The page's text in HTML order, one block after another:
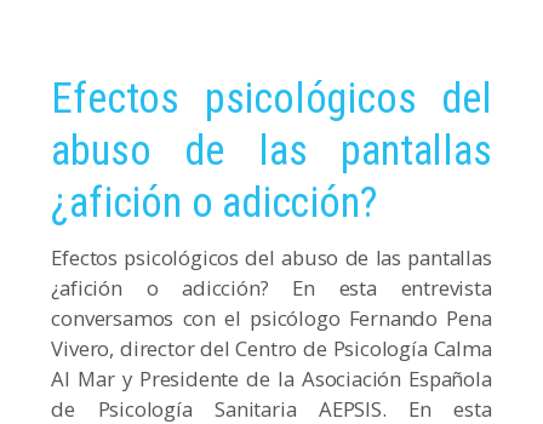
Efectos psicológicos del
abuso de las pantallas
¿afición o adicción?
Efectos psicológicos del abuso de las pantallas
¿afición o adicción? En esta entrevista
conversamos con el psicólogo Fernando Pena
Vivero, director del Centro de Psicología Calma
Al Mar y Presidente de la Asociación Española
de Psicología Sanitaria AEPSIS. En esta